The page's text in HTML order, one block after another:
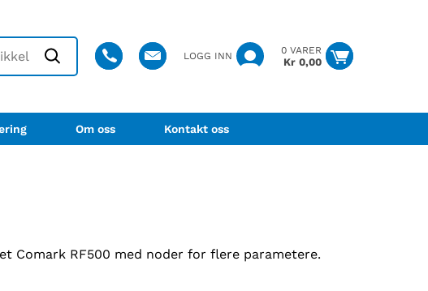
LOGG INN
0 VARER
Kr0,00
Om oss Kontakt oss
Comark RF500 med noder for flere parametere.